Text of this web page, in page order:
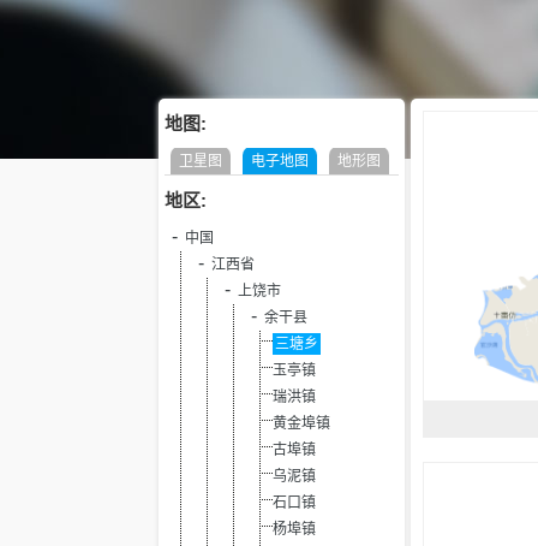
地图:
卫星图 电子地图 地形图
地区:
中国
江西省
上饶市
余干县
三塘乡
玉亭镇
瑞洪镇
黄金埠镇
古埠镇
乌泥镇
石口镇
杨埠镇